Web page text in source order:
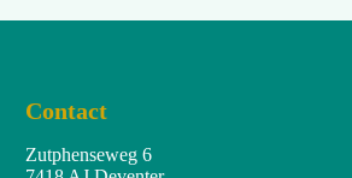
Contact
Zutphenseweg 6